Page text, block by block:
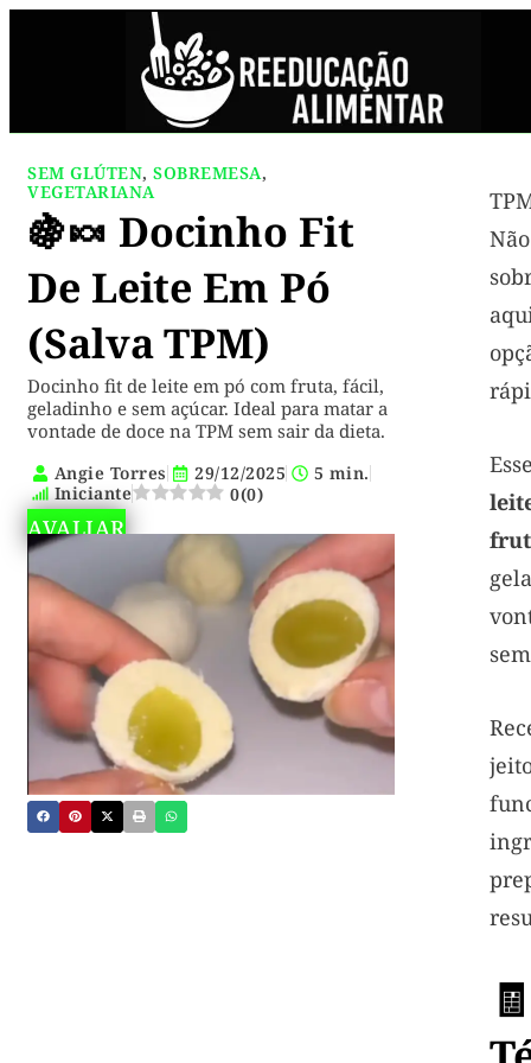
SEM GLÚTEN, SOBREMESA,
VEGETARIANA
🍇🍬 Docinho Fit
De Leite Em Pó
(Salva TPM)
Docinho fit de leite em pó com fruta, fácil,
geladinho e sem açúcar. Ideal para matar a
vontade de doce na TPM sem sair da dieta.
Angie Torres 29/12/2025
5 min.
Iniciante
0(0)
AVALIAR